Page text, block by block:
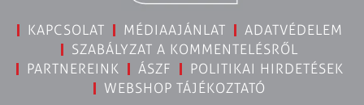
KAPCSOLAT MÉDIAAJÁNLAT
ADATVÉDELEM
SZABÁLYZAT A KOMMENTELÉSRŐL
PARTNEREINK
ÁSZF
POLITIKAI HIRDETÉSEK
WEBSHOP TÁJÉKOZTATÓ